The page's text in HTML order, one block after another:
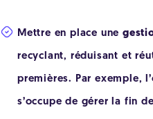
Mettre en place une
recyclant, réduisant et
premières. Par exemple,
s’occupe de gérer la fin